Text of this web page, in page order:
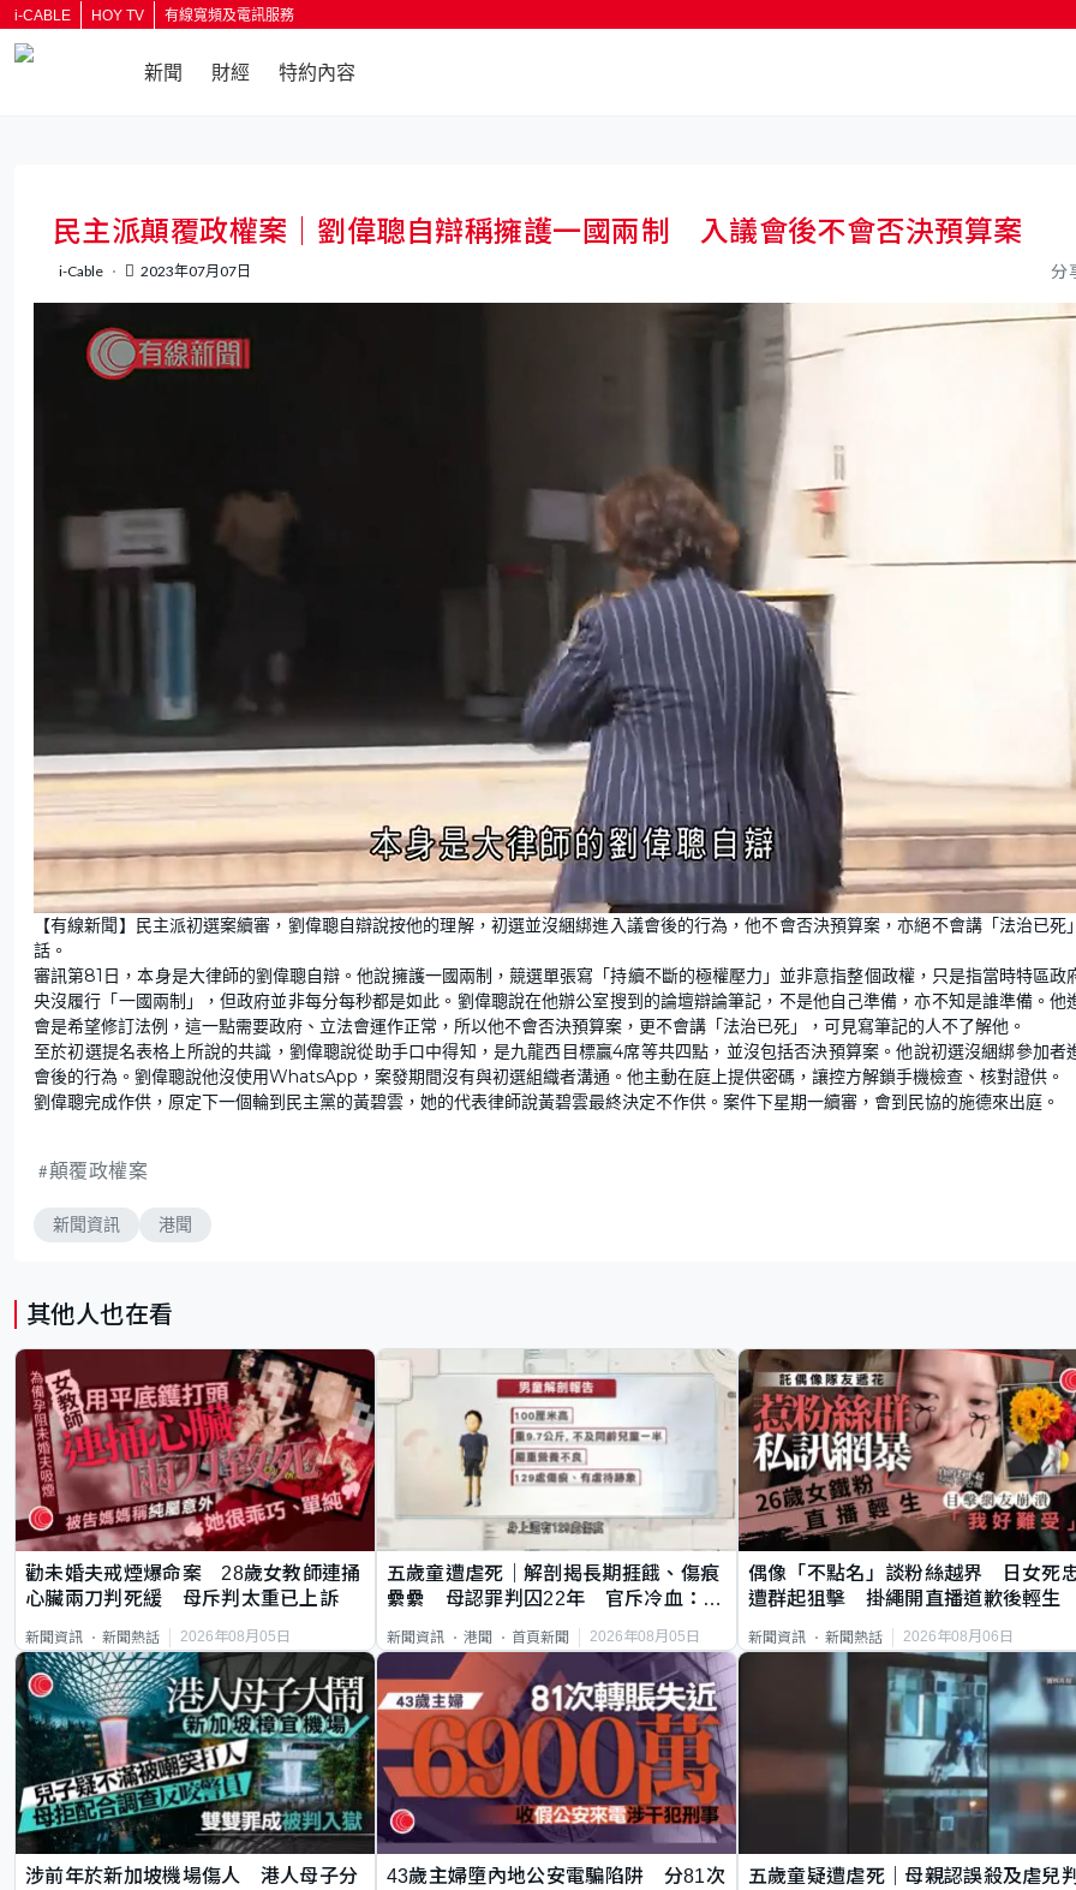
i-CABLE HOY TV 有線寬頻及電訊服務
新聞 財經 特約內容
民主派顛覆政權案｜劉偉聰自辯稱擁護一國兩制 入議會後不會否決預算案
i-Cable 2023年07月07日 分
n
m
u
L
o
a
d
:
3
4
.
8
8
%
【有線新聞】民主派初選案續審，劉偉聰自辯說按他的理解，初選並沒綑綁進入議會後的行為，他不會否決預算案，亦絕不會講「法治已死
話。
審訊第81日，本身是大律師的劉偉聰自辯。他說擁護一國兩制，競選單張寫「持續不斷的極權壓力」並非意指整個政權，只是指當時特區政
央沒履行「一國兩制」，但政府並非每分每秒都是如此。劉偉聰說在他辦公室搜到的論壇辯論筆記，不是他自己準備，亦不知是誰準備。他
會是希望修訂法例，這一點需要政府、立法會運作正常，所以他不會否決預算案，更不會講「法治已死」，可見寫筆記的人不了解他。
至於初選提名表格上所說的共識，劉偉聰說從助手口中得知，是九龍西目標贏4席等共四點，並沒包括否決預算案。他說初選沒綑綁參加者
會後的行為。劉偉聰說他沒使用WhatsApp，案發期間沒有與初選組織者溝通。他主動在庭上提供密碼，讓控方解鎖手機檢查、核對證供。
劉偉聰完成作供，原定下一個輪到民主黨的黃碧雲，她的代表律師說黃碧雲最終決定不作供。案件下星期一續審，會到民協的施德來出庭。
顛覆政權案
新聞資訊 港聞
其他人也在看
勸未婚夫戒煙爆命案 28歲女教師連捅
心臟兩刀判死緩 母斥判太重已上訴
新聞資訊 新聞熱話 2026年08月05日
五歲童遭虐死｜解剖揭長期捱餓、傷痕
纍纍 母認罪判囚22年 官斥冷血：同
新聞資訊 港聞 首頁新聞 2026年08月05日
偶像「不點名」談粉絲越界 日女死
遭群起狙擊 掛繩開直播道歉後輕生
新聞資訊 新聞熱話 2026年08月06日
涉前年於新加坡機場傷人 港人母子分
43歲主婦墮內地公安電騙陷阱 分81次
五歲童疑遭虐死｜母親認誤殺及虐兒